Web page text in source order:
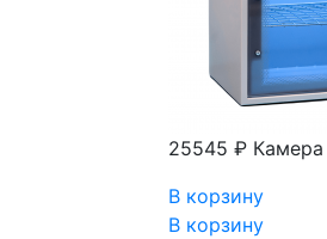
25545 ₽
В корзину
В корзину